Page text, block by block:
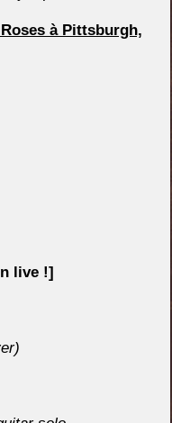
à Pittsburgh,
live !]